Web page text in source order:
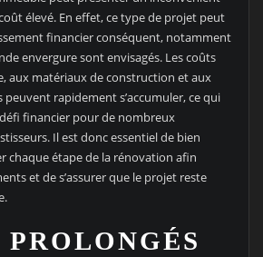
élevé. En effet, ce type de projet peut
financier conséquent, notamment
envergure sont envisagés. Les coûts
aux matériaux de construction et aux
rapidement s’accumuler, ce qui
financier pour de nombreux
Il est donc essentiel de bien
chaque étape de la rénovation afin
et de s’assurer que le projet reste